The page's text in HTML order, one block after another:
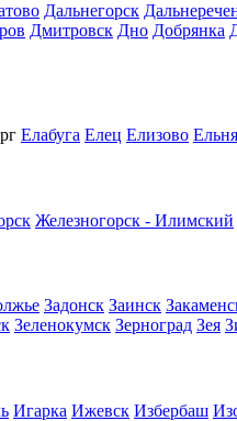
Дальнегорск
Дмитровск Дно Добрянка
Елабуга Елец Елизово Ельня
Железногорск - Илимский
Задонск Заинск
Зеленокумск Зерноград Зея
Игарка Ижевск Избербаш